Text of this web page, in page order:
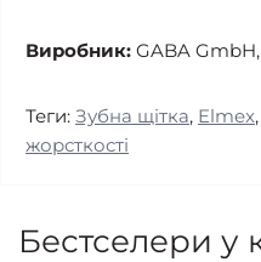
Виробник: GABA
Теги: Зубна щітка, Elmex,
жорсткості
Бестселери у